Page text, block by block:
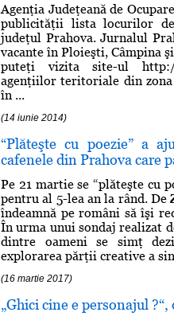
Agenţia Judeţeană de
publicităţii lista locurilor de
judeţul Prahova. Jurnalul
vacante în Ploieşti, Câmpina
puteţi vizita site-ul http://
agenţiilor teritoriale din
în ...
(14 iunie 2014)
“Plăteşte cu poezie” a
cafenele din Prahova care
Pe 21 martie se “plăteşte cu
pentru al 5-lea an la rând.
îndeamnă pe români să îşi
În urma unui sondaj realizat
dintre oameni se simţ
explorarea părţii creative a
(16 martie 2017)
„Ghici cine e personajul